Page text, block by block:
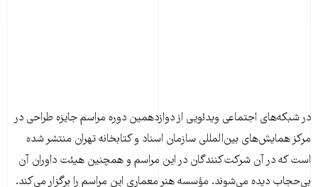
در شبکه‌های اجتماعی ویدئویی از دوازدهمین دوره مراسم جایزه طراحی در
مرکز همایش‌های بین‌المللی سازمان اسناد و کتابخانه تهران منتشر شده
است که در آن شرکت‌کنندگان در این مراسم و همچنین هیئت داوران آن
بی‌حجاب دیده می‌شوند. مؤسسه هنر معماری این مراسم را برگزار می‌کند.